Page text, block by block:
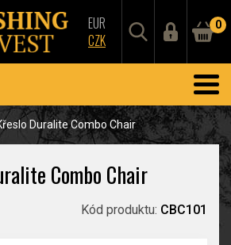
EUR
CZK
0
Duralite Combo Chair
Combo Chair
Kód produktu: CBC101